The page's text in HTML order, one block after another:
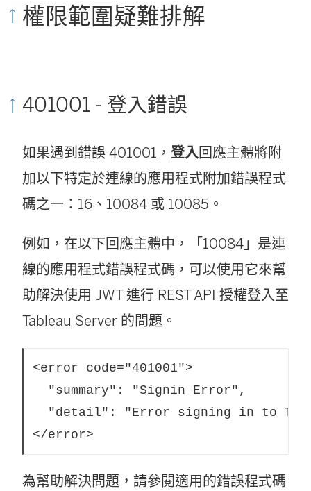
權限範圍疑難排解
401001 - 登入錯誤
如果遇到錯誤 401001， 登入回應主體將附
加以下特定於連線的應用程式附加錯誤程式
碼之一：16、10084 或 10085。
例如，在以下回應主體中，「10084」是連
線的應用程式錯誤程式碼，可以使用它來幫
助解決使用 JWT 進行 REST API 授權登入至
Tableau Server 的問題。
<error code="401001">
  "summary": "Signin Error",
"detail": "Error signing in to
</error>
為幫助解決問題，請參閱適用的錯誤程式碼